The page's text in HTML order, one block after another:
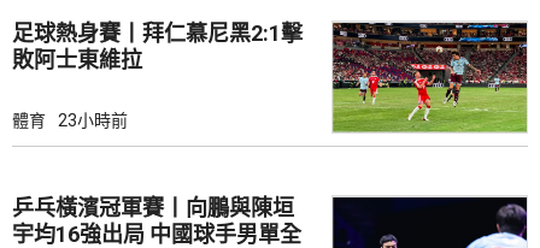
足球熱身賽丨拜仁慕尼黑2:1擊
敗阿士東維拉
體育 23小時前
乒乓橫濱冠軍賽丨向鵬與陳垣
宇均16強出局 中國球手男單全